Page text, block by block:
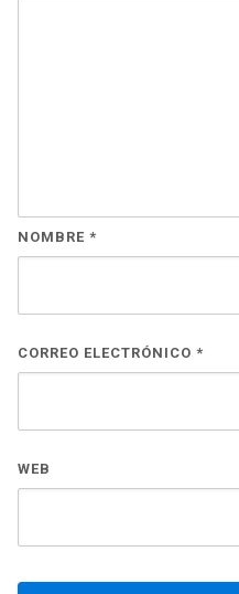
NOMBRE *
CORREO ELECTRÓNICO *
WEB